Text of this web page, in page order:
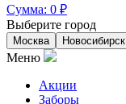
Сумма: 0 ₽
Выберите город
Москва Новосибирск
Меню
Акции
Заборы